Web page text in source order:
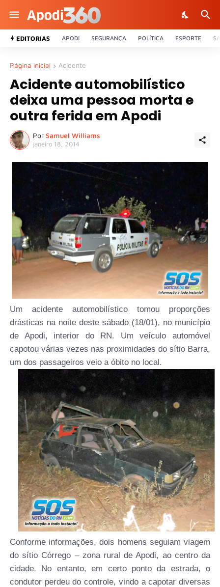
EDITORIAS APODI SEGURANÇA POLÍTICA ESPORTE
Página inicial Acidente
Acidente automobilístico
deixa uma pessoa morta e
outra ferida em Apodi
Por Samuel Williams
janeiro 18, 2014
Um acidente automobilístico tomou proporções
drásticas na noite deste sábado (18/01), no município
de Apodi, interior do RN. Um veículo automóvel
capotou várias vezes nas proximidades do sítio Barra,
um dos passageiros veio a óbito no local.
Conforme informações, dois homens seguiam viagem
do sítio Córrego – zona rural de Apodi, ao centro da
cidade. No entanto, em certo ponto da estrada, o
condutor perdeu do controle, vindo a capotar diversas